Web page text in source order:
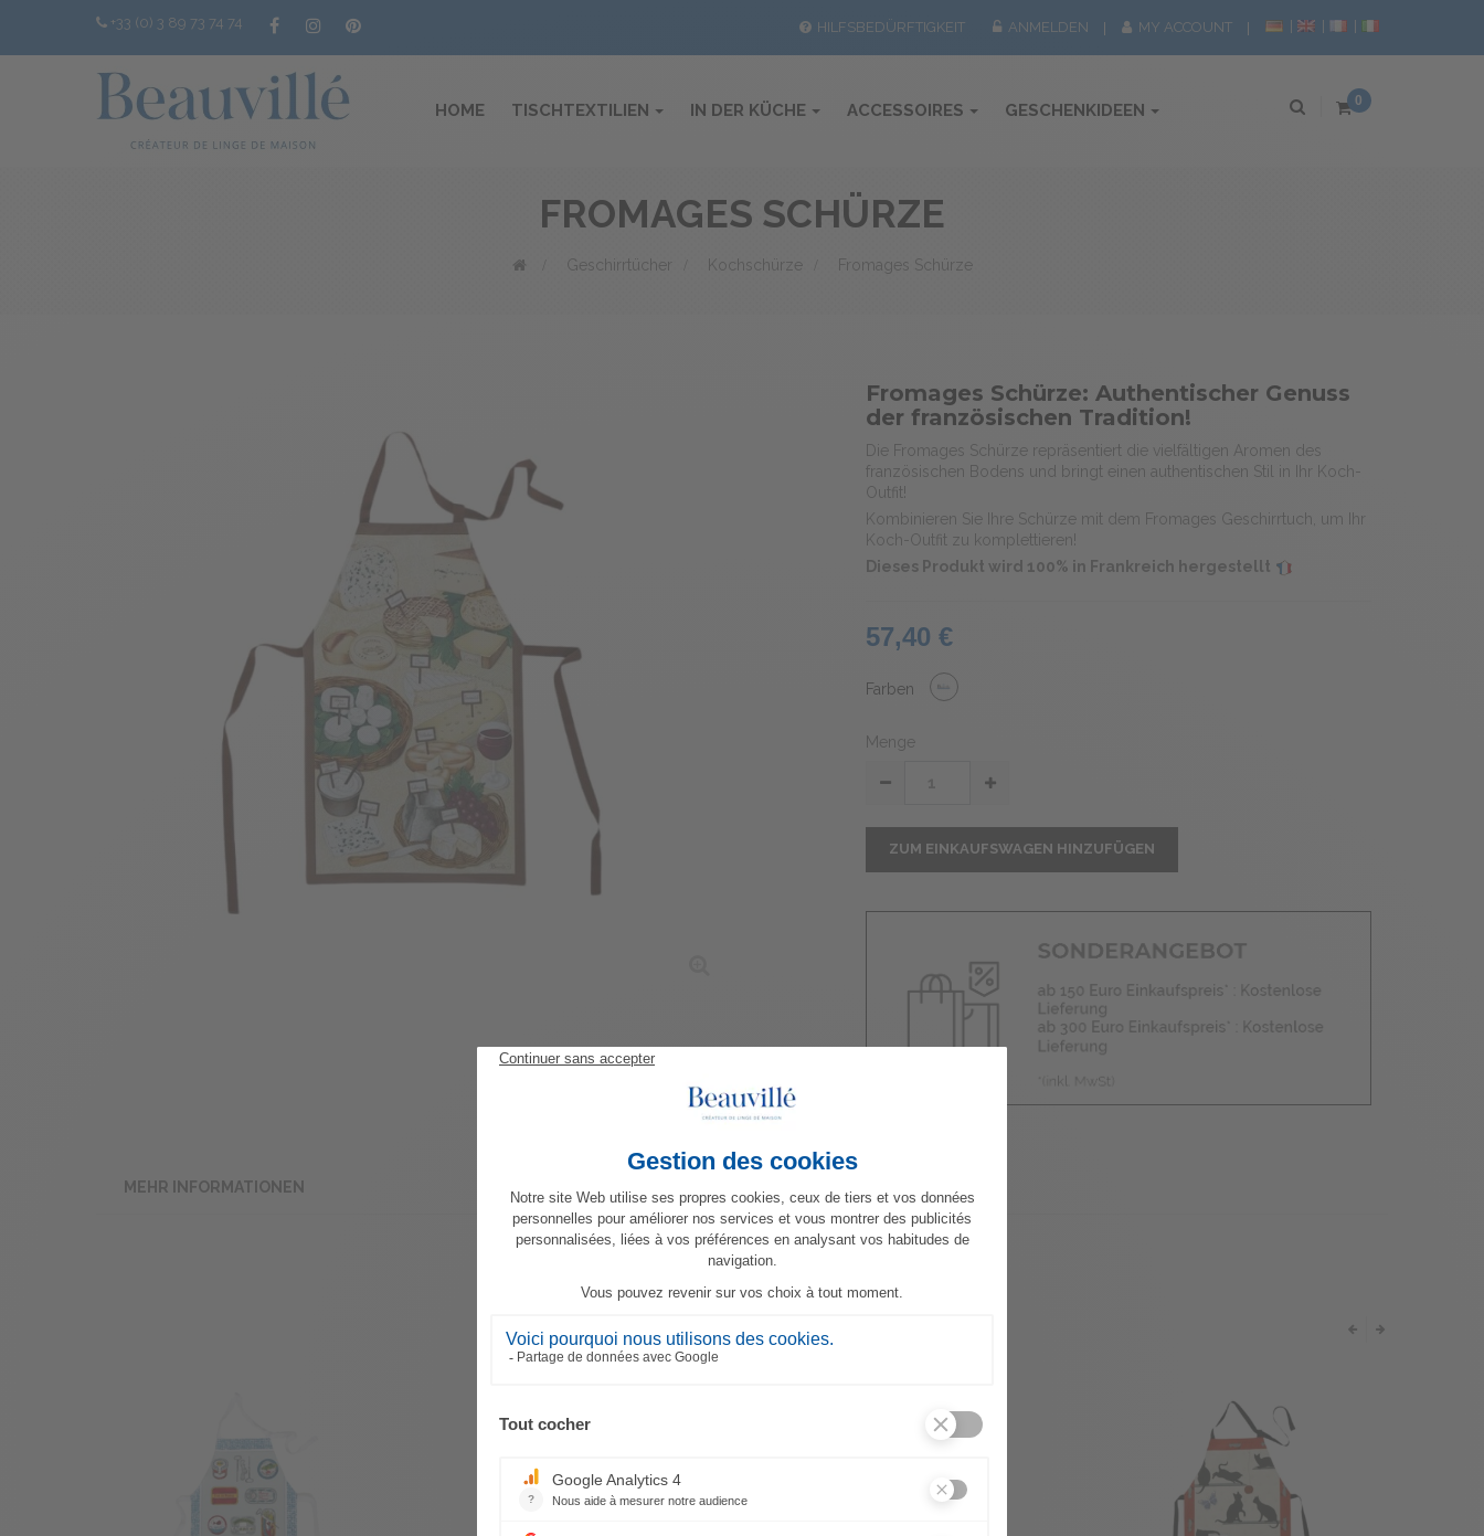
+33 (0) 3 89 73 74 74 ANMELDEN MY ACCOUNT
HILFSBEDÜRFTIGKEIT
HOME TISCHTEXTILIEN IN DER KÜCHE ACCESSOIRES GESCHENKIDEEN 0
Geschirrtücher Kochschürze Fromages Schürze
FROMAGES SCHÜRZE
Fromages Schürze: Authentischer Genuss
der französischen Tradition!
Die Fromages Schürze repräsentiert die vielfältigen Aromen des
französischen Bodens und bringt einen authentischen Stil in Ihr Koch-
Outfit!
Kombinieren Sie Ihre Schürze mit dem Fromages Geschirrtuch, um Ihr
Koch-Outfit zu komplettieren!
Dieses Produkt wird 100% in Frankreich hergestellt
57,40 €
Farben
Menge
ZUM EINKAUFSWAGEN HINZUFÜGEN
MEHR INFORMATIONEN